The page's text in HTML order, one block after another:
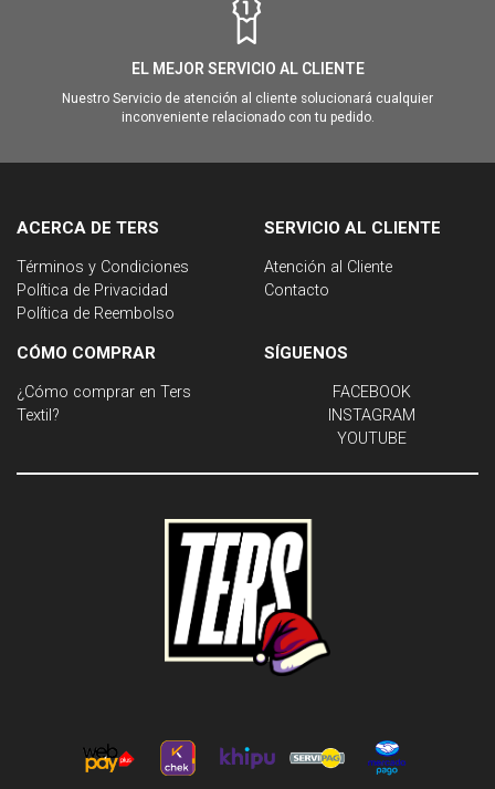
EL MEJOR SERVICIO AL CLIENTE
Nuestro Servicio de atención al cliente solucionará cualquier
inconveniente relacionado con tu pedido.
ACERCA DE TERS
Términos y Condiciones
Política de Privacidad
Política de Reembolso
SERVICIO AL CLIENTE
Atención al Cliente
Contacto
CÓMO COMPRAR
¿Cómo comprar en Ters
Textil?
SÍGUENOS
FACEBOOK
INSTAGRAM
YOUTUBE